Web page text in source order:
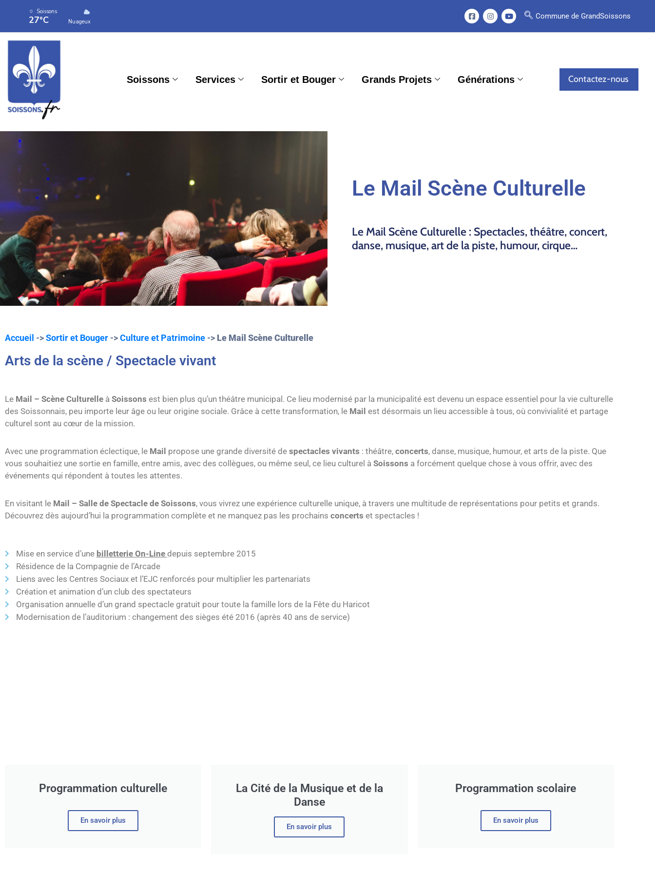
Soissons
27°C Nuageux
Commune de GrandSoissons
Soissons Services Sortir et Bouger Grands Projets Générations Contactez-nous
Le Mail Scène Culturelle
Le Mail Scène Culturelle : Spectacles, théâtre, concert,
danse, musique, art de la piste, humour, cirque…
Accueil ->Sortir et Bouger ->Culture et Patrimoine -> Le Mail Scène Culturelle
Arts de la scène / Spectacle vivant
Le Mail – Scène Culturelle à Soissons est bien plus qu’un théâtre municipal. Ce lieu modernisé par la municipalité est devenu un espace essentiel pour la vie culturelle
des Soissonnais, peu importe leur âge ou leur origine sociale. Grâce à cette transformation, le Mail est désormais un lieu accessible à tous, où convivialité et partage
culturel sont au cœur de la mission.
Avec une programmation éclectique, le Mail propose une grande diversité de spectacles vivants : théâtre, concerts, danse, musique, humour, et arts de la piste. Que
vous souhaitiez une sortie en famille, entre amis, avec des collègues, ou même seul, ce lieu culturel à Soissons a forcément quelque chose à vous offrir, avec des
événements qui répondent à toutes les attentes.
En visitant le Mail – Salle de Spectacle de Soissons, vous vivrez une expérience culturelle unique, à travers une multitude de représentations pour petits et grands.
Découvrez dès aujourd’hui la programmation complète et ne manquez pas les prochains concerts et spectacles !
Mise en service d’une billetterie On-Line depuis septembre 2015
Résidence de la Compagnie de l’Arcade
Liens avec les Centres Sociaux et l’EJC renforcés pour multiplier les partenariats
Création et animation d’un club des spectateurs
Organisation annuelle d’un grand spectacle gratuit pour toute la famille lors de la Fête du Haricot
Modernisation de l’auditorium : changement des sièges été 2016 (après 40 ans de service)
Programmation culturelle
En savoir plus
La Cité de la Musique et de la
Danse
En savoir plus
Programmation scolaire
En savoir plus